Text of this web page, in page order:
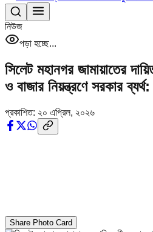
নিউজ
পড়া হচ্ছে...
সিলেট মহানগর জামায়াতের
ও বাজার নিয়ন্ত্রণে সরকার
প্রকাশিত: ২০ এপ্রিল, ২০২৬
Share Photo Card